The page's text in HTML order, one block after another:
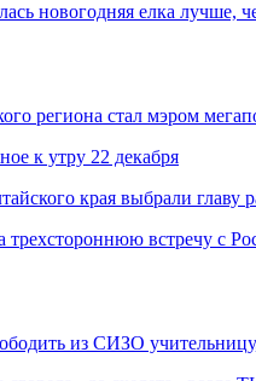
новогодняя елка лучше,
региона стал мэром
к утру 22 декабря
края выбрали главу
трехстороннюю встречу с
из СИЗО